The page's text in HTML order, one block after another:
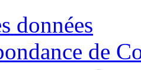
données
de